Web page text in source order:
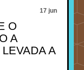
17 jun
O
A
A